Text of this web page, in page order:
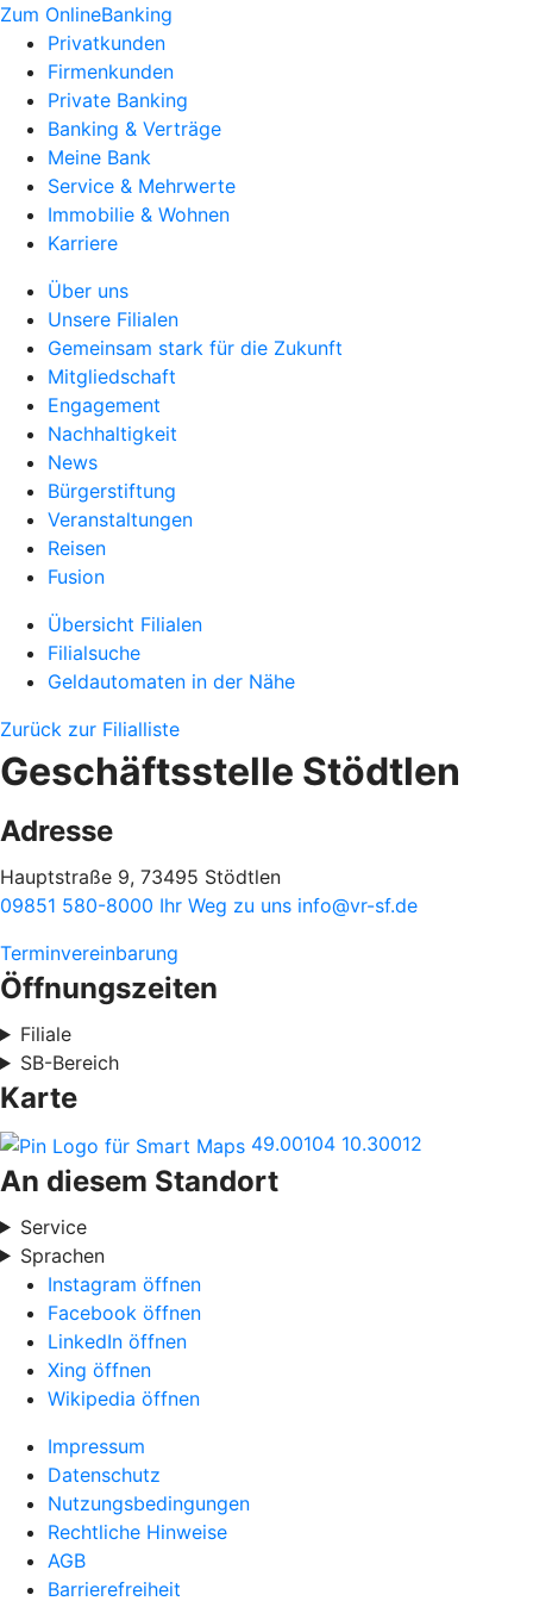
Zum OnlineBanking
Privatkunden
Firmenkunden
Private Banking
Banking & Verträge
Meine Bank
Service & Mehrwerte
Immobilie & Wohnen
Karriere
Über uns
Unsere Filialen
Gemeinsam stark für die Zukunft
Mitgliedschaft
Engagement
Nachhaltigkeit
News
Bürgerstiftung
Veranstaltungen
Reisen
Fusion
Übersicht Filialen
Filialsuche
Geldautomaten in der Nähe
Zurück zur Filialliste
Geschäftsstelle Stödtlen
Adresse
Hauptstraße 9, 73495 Stödtlen
09851 580-8000 Ihr Weg zu uns info@vr-sf.de
Terminvereinbarung
Öffnungszeiten
Filiale
SB-Bereich
Karte
49.00104 10.30012
An diesem Standort
Service
Sprachen
Instagram öffnen
Facebook öffnen
LinkedIn öffnen
Xing öffnen
Wikipedia öffnen
Impressum
Datenschutz
Nutzungsbedingungen
Rechtliche Hinweise
AGB
Barrierefreiheit